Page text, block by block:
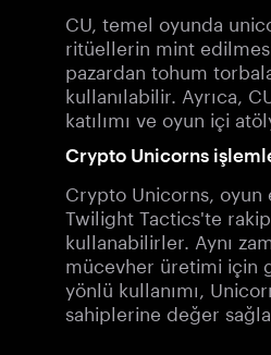
CU, temel oyunda
ritüellerin mint
pazardan tohum
kullanılabilir. Ayrıca,
katılımı ve oyun içi
Crypto Unicorns
Crypto Unicorns,
Twilight Tactics'te
kullanabilirler. Aynı
mücevher üretimi için
yönlü kullanımı,
sahiplerine değer